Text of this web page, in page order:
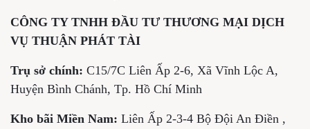
CÔNG TY TNHH ĐẦU TƯ THƯƠNG MẠI DỊCH
VỤ THUẬN PHÁT TÀI
Trụ sở chính: C15/7C Liên Ấp 2-6, Xã Vĩnh Lộc A,
Huyện Bình Chánh, Tp. Hồ Chí Minh
Kho bãi Miền Nam: Liên Ấp 2-3-4 Bộ Đội An Điền ,